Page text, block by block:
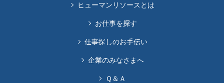
ヒューマンリソースとは
お仕事を探す
仕事探しのお手伝い
企業のみなさまへ
Ｑ＆Ａ